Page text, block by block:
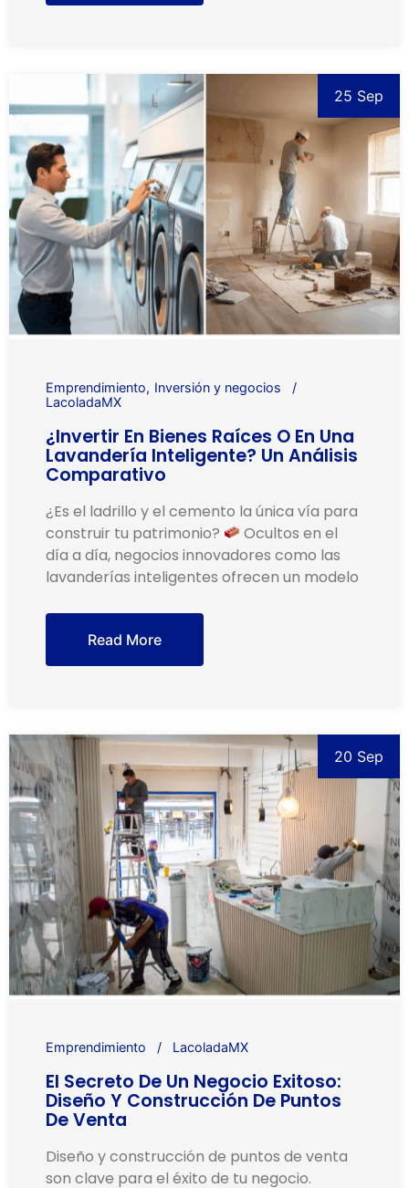
25 Sep
Emprendimiento
Inversión y negocios
LacoladaMX
¿Invertir En Bienes Raíces O En Una
Lavandería Inteligente? Un Análisis
Comparativo
¿Es el ladrillo y el cemento la única vía para
construir tu patrimonio?
Ocultos en el
día a día, negocios innovadores como las
lavanderías inteligentes ofrecen un modelo
Read More
20 Sep
Emprendimiento LacoladaMX
El Secreto De Un Negocio Exitoso:
Diseño Y Construcción De Puntos
De Venta
Diseño y construcción de puntos de venta
son clave para el éxito de tu negocio.